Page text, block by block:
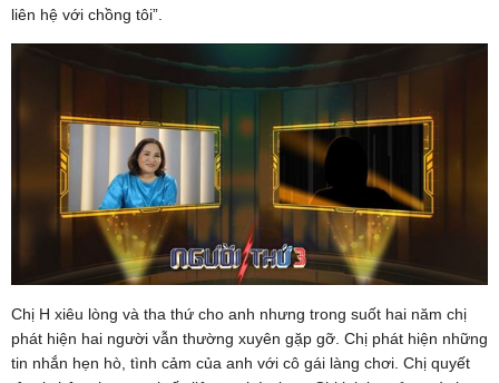
liên hệ với chồng tôi”.
Chị H xiêu lòng và tha thứ cho anh nhưng trong suốt hai năm chị
phát hiện hai người vẫn thường xuyên gặp gỡ. Chị phát hiện những
tin nhắn hẹn hò, tình cảm của anh với cô gái làng chơi. Chị quyết